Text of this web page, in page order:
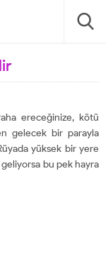
ereceğinize, kötü
gelecek bir parayla
yüksek bir yere
geliyorsa bu pek hayra